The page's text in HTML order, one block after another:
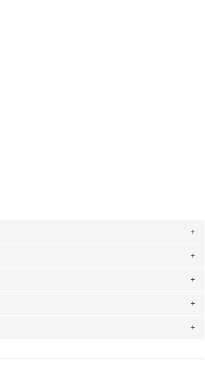
ます。
に使用している生地は６種類です。素材は
）・100％コットン（ツイル）・100％コットン
型紙は2個までとなります（一部例外有り）それ
場合は、4～5営業日後の発送となる場合がござ
リントするため、
購入後の返品および交換は承る
返品は承れません。予めご了承ください。